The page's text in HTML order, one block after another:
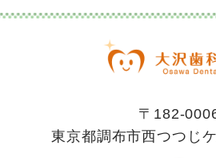
〒182-
東京都調布市西つつじ